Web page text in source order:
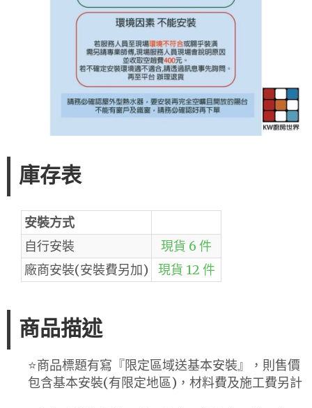
庫存表
安裝方式
自行安裝
現貨 6 件
廠商安裝(安裝費另加)
現貨 12 件
商品描述
⭐️商品標題有寫『限定區域送基本安裝』，則售價
包含基本安裝(有限定地區)，材料費及施工費另計